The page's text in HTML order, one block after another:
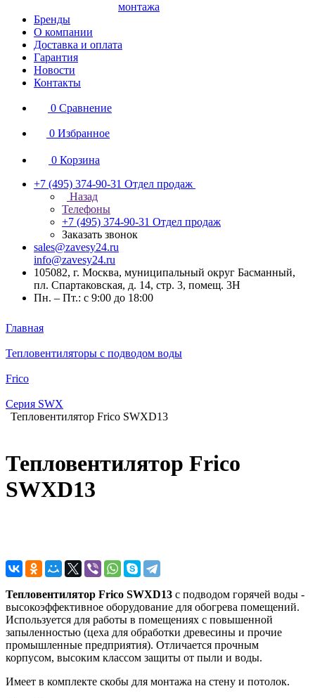
монтажа
Бренды
О компании
Доставка и оплата
Гарантия
Новости
Контакты
0 Сравнение
0 Избранное
0 Корзина
+7 (495) 374-90-31 Отдел продаж
Назад
Телефоны
+7 (495) 374-90-31 Отдел продаж
Заказать звонок
sales@zavesy24.ru
info@zavesy24.ru
105082, г. Москва, муниципальный округ Басманный,
пл. Спартаковская, д. 14, стр. 3, помещ. 3Н
Пн. – Пт.: с 9:00 до 18:00
Главная
Тепловентиляторы с подводом воды
Frico
Серия SWX
Тепловентилятор Frico SWXD13
Тепловентилятор Frico
SWXD13
Тепловентилятор Frico SWXD13 с подводом горячей воды -
высокоэффективное оборудование для обогрева помещений.
Используется для работы в помещениях с повышенной
запыленностью (цеха для обработки древесины и прочие
промышленные предприятия). Отличается прочным
корпусом, высоким классом защиты от пыли и воды.
Имеет в комплекте скобы для монтажа на стену и потолок.